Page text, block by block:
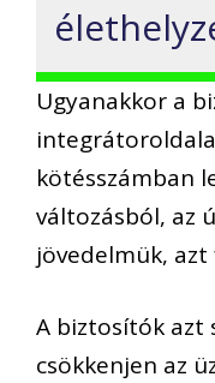
Ugyanakkor a
kötésszámban
változásból, az
jövedelmük,
A biztosítók azt
csökkenjen az